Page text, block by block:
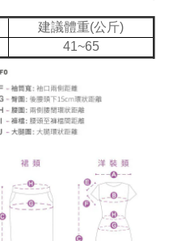
建議體重(公斤)
41~65